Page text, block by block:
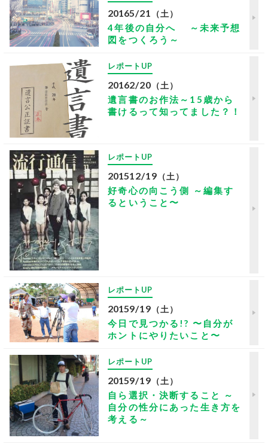
20165/21 （土）
4年後の自分へ ～未来予想
図をつくろう～
レポートUP
20162/20 （土）
遺言書のお作法～15歳から
書けるって知ってました？！
レポートUP
201512/19 （土）
好奇心の向こう側 ～編集す
るということ〜
レポートUP
20159/19 （土）
今日で見つかる!? 〜自分が
ホントにやりたいこと〜
レポートUP
20159/19 （土）
自ら選択・決断すること ～
自分の性分にあった生き方を
考える～